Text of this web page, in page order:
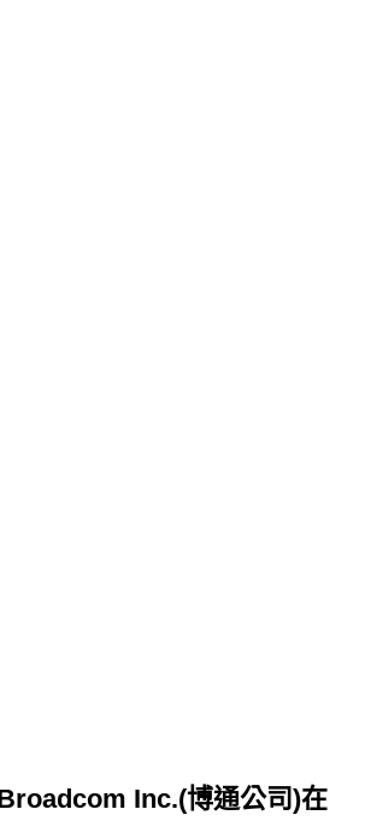
Inc.(博通公司)在